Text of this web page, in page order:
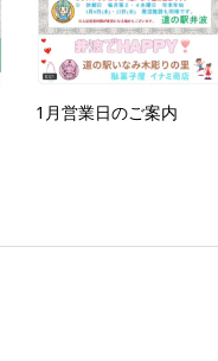
1月営業日のご案内